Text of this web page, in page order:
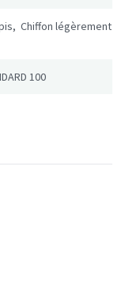
Chiffon légèrement
100